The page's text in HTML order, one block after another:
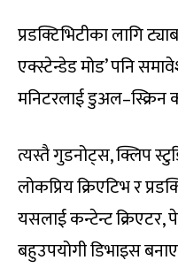
प्रडक्टिभिटीका लागि
एक्स्टेन्डेड मोड’ पनि
मनिटरलाई डुअल–स्क्रिन
त्यस्तै गुडनोट्स, क्लिप
लोकप्रिय क्रिएटिभ र
यसलाई कन्टेन्ट क्रिएटर,
बहुउपयोगी डिभाइस